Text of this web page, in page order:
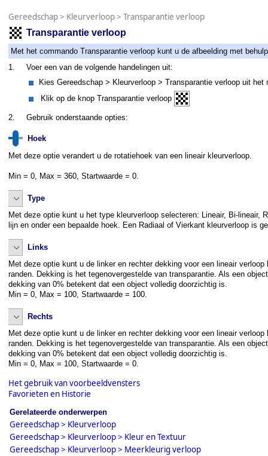
Gereedschap> Kleurverloop> Transparantie verloop
Transparantie verloop
Met het commando Transparantie verloop kunt u de afbeelding met
1.
Voer een van de volgende handelingen uit:
Kies Gereedschap > Kleurverloop > Transparantie verloop uit het
Klik op de knop Transparantie verloop
2. Gebruik onderstaande opties:
Hoek
Met deze optie verandert u de rotatiehoek van een lineair kleurverloop.
Min = 0, Max = 360, Startwaarde = 0.
Type
Met deze optie kunt u het type kleurverloop selecteren: Lineair, Bi-lineair,
lijn en onder een bepaalde hoek. Een Radiaal of Vierkant kleurverloop is
Links
Met deze optie kunt u de linker en rechter dekking voor een lineair
randen. Dekking is het tegenovergestelde van transparantie. Als een
dekking van 0% betekent dat een object volledig doorzichtig is.
Min = 0, Max = 100, Startwaarde = 100.
Rechts
Met deze optie kunt u de linker en rechter dekking voor een lineair
randen. Dekking is het tegenovergestelde van transparantie. Als een
dekking van 0% betekent dat een object volledig doorzichtig is.
Min = 0, Max = 100, Startwaarde = 0.
Het gebruik van voorbeeldvensters
Favorieten en Historie
Gerelateerde onderwerpen
Gereedschap > Kleurverloop
Gereedschap > Kleurverloop > Kleur en Textuur
Gereedschap > Kleurverloop > Meerkleurig verloop